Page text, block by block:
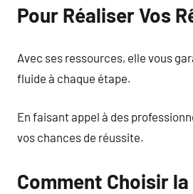
Pour Réaliser Vos
Avec ses ressources, elle vous
fluide à chaque étape.
En faisant appel à des
vos chances de réussite.
Comment Choisir